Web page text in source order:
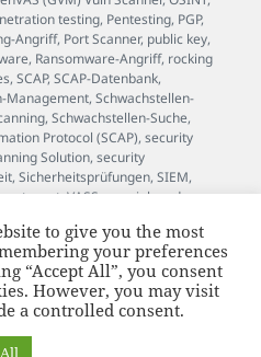
testing, Pentesting, PGP,
Angriff, Port Scanner, public key,
, Ransomware-Angriff, rocking
,SCAP,SCAP-Datenbank,
Management,Schwachstellen-
,Schwachstellen-Suche,
Protocol (SCAP),security
Solution,security
,Sicherheitsprüfungen,SIEM,
,stuxnet,VASS,vass.johan.de,
Service ,vulnerability scan,
,Webanwendung,WebSockets,
,XSS,zero-day exploit
Patent- und Markenamt
to give you the most
your preferences
“Accept All”, you consent
However, you may visit
a controlled consent.